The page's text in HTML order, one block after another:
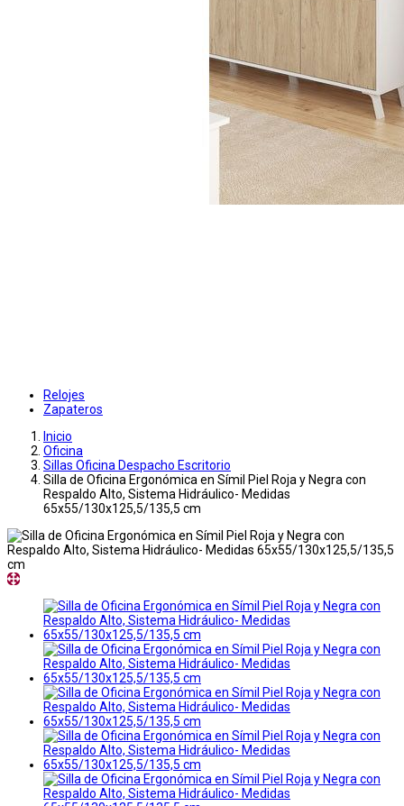
Relojes
Zapateros
Inicio
Oficina
Sillas Oficina Despacho Escritorio
Silla de Oficina Ergonómica en Símil Piel Roja y Negra con
Respaldo Alto, Sistema Hidráulico- Medidas
65x55/130x125,5/135,5 cm